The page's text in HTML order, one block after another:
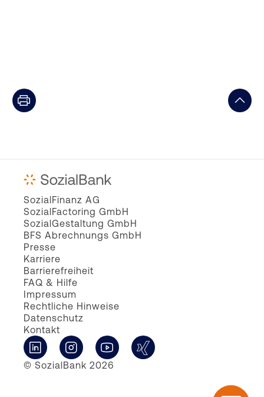
SozialFinanz AG
SozialFactoring GmbH
SozialGestaltung GmbH
BFS Abrechnungs GmbH
Presse
Karriere
Barrierefreiheit
FAQ & Hilfe
Impressum
Rechtliche Hinweise
Datenschutz
Kontakt
© SozialBank 2026